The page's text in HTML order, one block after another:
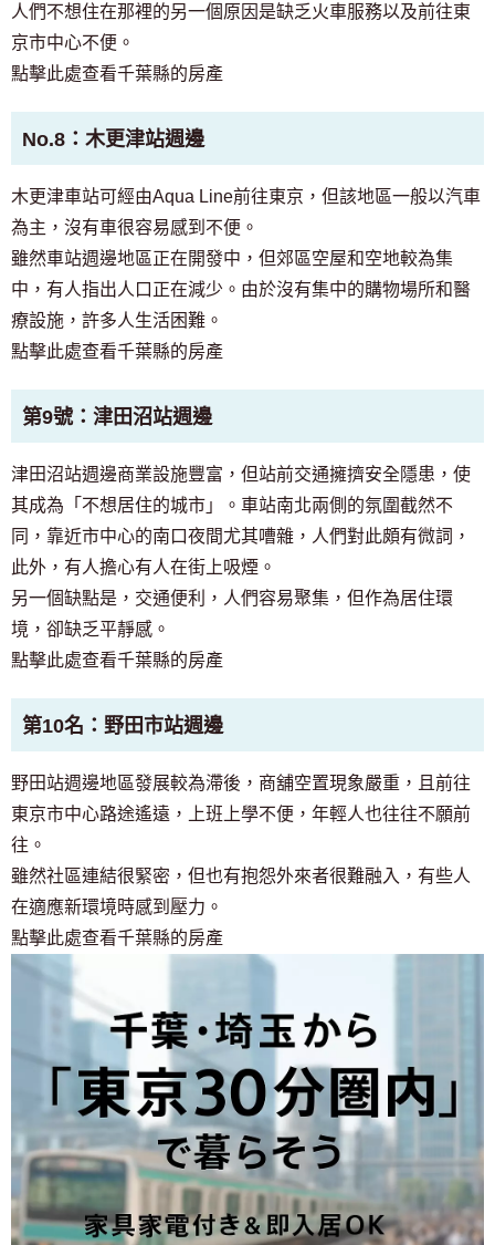
人們不想住在那裡的另一個原因是缺乏火車服務以及前往東
京市中心不便。
點擊此處查看千葉縣的房產
No.8：木更津站週邊
木更津車站可經由Aqua Line前往東京，但該地區一般以汽車
為主，沒有車很容易感到不便。
雖然車站週邊地區正在開發中，但郊區空屋和空地較為集
中，有人指出人口正在減少。由於沒有集中的購物場所和醫
療設施，許多人生活困難。
點擊此處查看千葉縣的房產
第9號：津田沼站週邊
津田沼站週邊商業設施豐富，但站前交通擁擠安全隱患，使
其成為「不想居住的城市」。車站南北兩側的氛圍截然不
同，靠近市中心的南口夜間尤其嘈雜，人們對此頗有微詞，
此外，有人擔心有人在街上吸煙。
另一個缺點是，交通便利，人們容易聚集，但作為居住環
境，卻缺乏平靜感。
點擊此處查看千葉縣的房產
第10名：野田市站週邊
野田站週邊地區發展較為滯後，商舖空置現象嚴重，且前往
東京市中心路途遙遠，上班上學不便，年輕人也往往不願前
往。
雖然社區連結很緊密，但也有抱怨外來者很難融入，有些人
在適應新環境時感到壓力。
點擊此處查看千葉縣的房產
致尋找房間的顧客
03-6712-4346